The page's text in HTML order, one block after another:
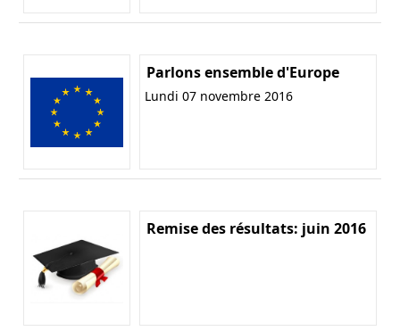
Parlons ensemble d'Europe
Lundi 07 novembre 2016
Remise des résultats: juin 2016